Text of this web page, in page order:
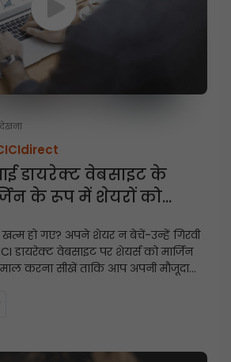
डायरेक्ट वेबसाइट के
के रूप में शेयरों को
हो गए? अपने शेयर न बेचें-उन्हें गिरवी
डायरेक्ट वेबसाइट पर शेयर्स को मार्जिन
करना सीखें ताकि आप अपनी मौजूदा